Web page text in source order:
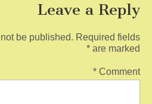
Leave a Reply
be published. Required fields
are marked
*
Comment
*